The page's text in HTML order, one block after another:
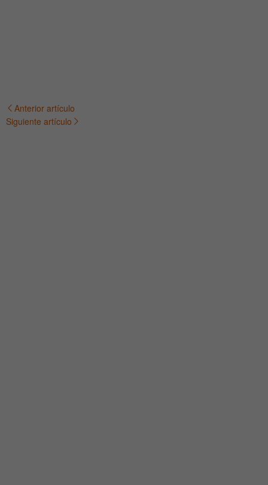
Navegación
Anterior artículo
Siguiente artículo